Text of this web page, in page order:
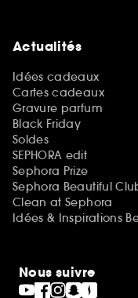
Actualités
Idées cadeaux
Cartes cadeaux
Gravure parfum
Black Friday
Soldes
SEPHORA edit
Sephora Prize
Sephora Beautiful
Clean at Sephora
Idées & Inspirations
Nous suivre